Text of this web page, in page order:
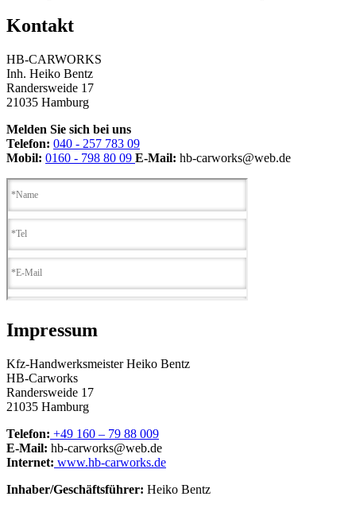
Kontakt
HB-CARWORKS
Inh. Heiko Bentz
Randersweide 17
21035 Hamburg
Melden Sie sich bei uns
Telefon: 040 - 257 783 09
Mobil: 0160 - 798 80 09 E-Mail: hb-carworks@web.de
Impressum
Kfz-Handwerksmeister Heiko Bentz
HB-Carworks
Randersweide 17
21035 Hamburg
Telefon: +49 160 – 79 88 009
E-Mail: hb-carworks@web.de
Internet: www.hb-carworks.de
Inhaber/Geschäftsführer: Heiko Bentz